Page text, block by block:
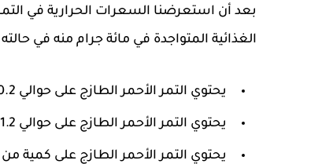
بعد أن استعرضنا السعرات الحرارية في
الغذائية المتواجدة في مائة جرام منه في
يحتوي التمر الأحمر الطازج على حوالي 20.2 جرام من الكربوهيدرات.
يحتوي التمر الأحمر الطازج على حوالي 1.2 جرام من البروتينات.
يحتوي التمر الأحمر الطازج على كمية من